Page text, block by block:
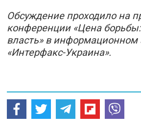
Обсуждение проходило на
конференции «Цена
власть» в информационном
«Интерфакс-Украина».